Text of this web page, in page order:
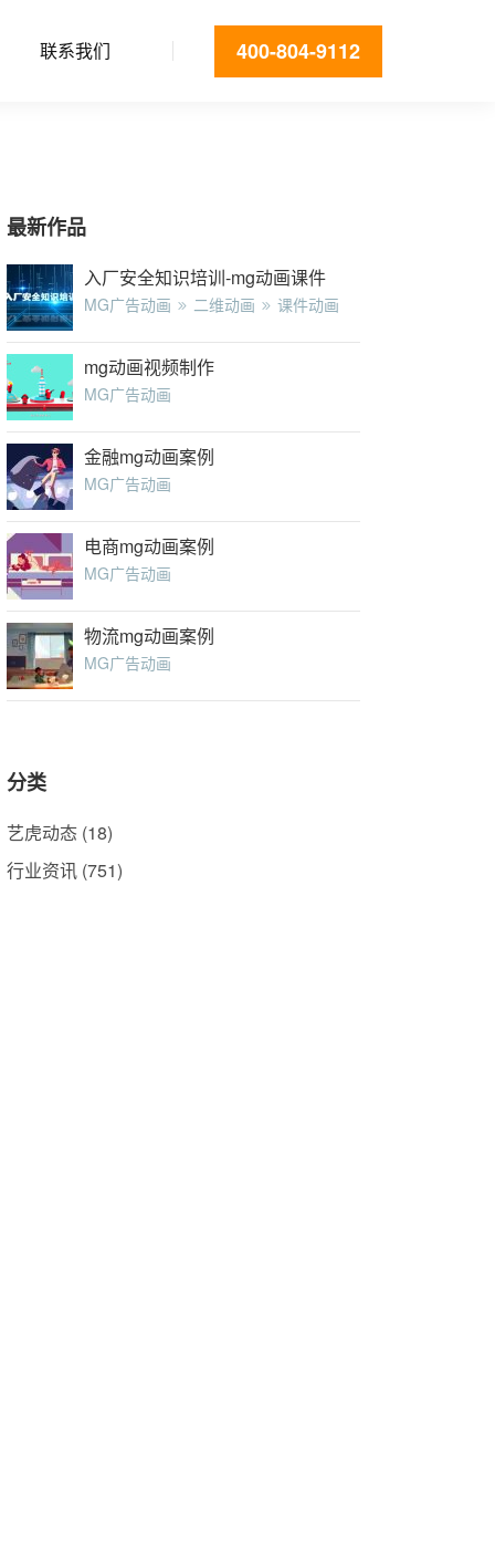
联系我们 400-804-9112
最新作品
入厂安全知识培训-mg动画课件
MG广告动画 二维动画 课件动画
mg动画视频制作
MG广告动画
金融mg动画案例
MG广告动画
电商mg动画案例
MG广告动画
物流mg动画案例
MG广告动画
分类
艺虎动态 (18)
行业资讯 (751)